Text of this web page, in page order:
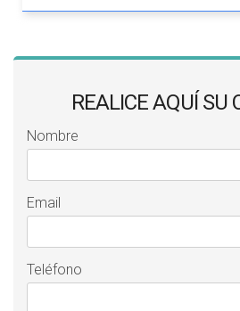
REALICE AQUÍ SU
Nombre
Email
Teléfono